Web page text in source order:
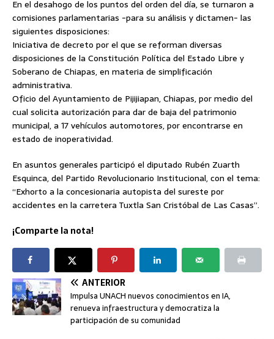
En el desahogo de los puntos del orden del día, se turnaron a
comisiones parlamentarias -para su análisis y dictamen- las
siguientes disposiciones:
Iniciativa de decreto por el que se reforman diversas
disposiciones de la Constitución Política del Estado Libre y
Soberano de Chiapas, en materia de simplificación
administrativa.
Oficio del Ayuntamiento de Pijijiapan, Chiapas, por medio del
cual solicita autorización para dar de baja del patrimonio
municipal, a 17 vehículos automotores, por encontrarse en
estado de inoperatividad.
En asuntos generales participó el diputado Rubén Zuarth
Esquinca, del Partido Revolucionario Institucional, con el tema:
“Exhorto a la concesionaria autopista del sureste por
accidentes en la carretera Tuxtla San Cristóbal de Las Casas”.
¡Comparte la nota!
ANTERIOR
Impulsa UNACH nuevos conocimientos en IA,
renueva infraestructura y democratiza la
participación de su comunidad